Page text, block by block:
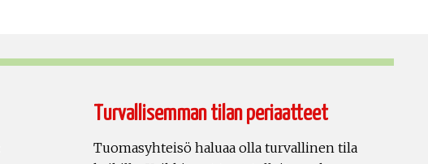
Turvallisemman tilan periaatteet
Tuomasyhteisö haluaa olla turvallinen tila